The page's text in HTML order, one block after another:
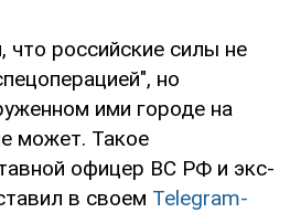
что российские силы не
но
ими городе на
может. Такое
офицер ВС РФ и экс-
в своем Telegram-